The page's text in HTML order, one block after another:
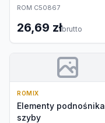
ROM C50867
26,69 złbrutto
ROMIX
Elementy podnośnika
szyby